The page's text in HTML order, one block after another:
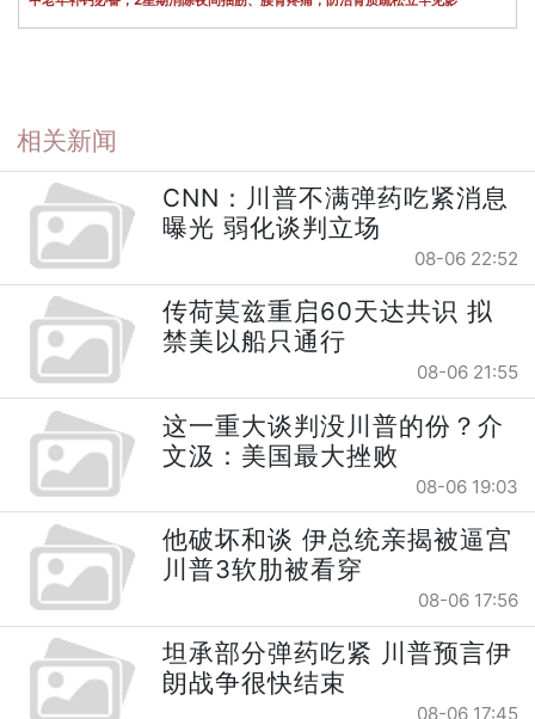
相关新闻
CNN：川普不满弹药吃紧消息
曝光 弱化谈判立场
08-06 22:52
传荷莫兹重启60天达共识 拟
禁美以船只通行
08-06 21:55
这一重大谈判没川普的份？介
文汲：美国最大挫败
08-06 19:03
他破坏和谈 伊总统亲揭被逼宫
川普3软肋被看穿
08-06 17:56
坦承部分弹药吃紧 川普预言伊
朗战争很快结束
08-06 17:45